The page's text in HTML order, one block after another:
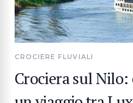
CROCIERE FLUVIALI
Crociera sul Nilo: